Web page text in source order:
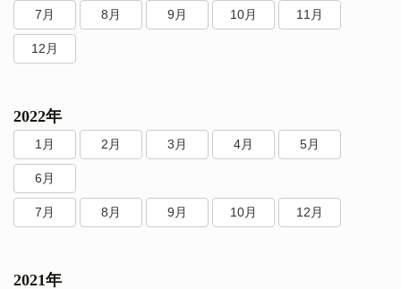
7月 8月 9月 10月 11月
12月
2022年
1月 2月 3月 4月 5月
6月
7月 8月 9月 10月 12月
2021年